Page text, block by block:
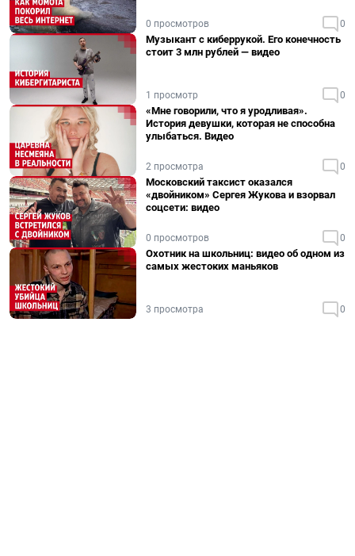
0 просмотров 0
Музыкант с киберрукой. Его конечность
стоит 3 млн рублей — видео
1 просмотр 0
«Мне говорили, что я уродливая».
История девушки, которая не способна
улыбаться. Видео
2 просмотра 0
Московский таксист оказался
«двойником» Сергея Жукова и взорвал
соцсети: видео
0 просмотров 0
Охотник на школьниц: видео об одном из
самых жестоких маньяков
3 просмотра 0